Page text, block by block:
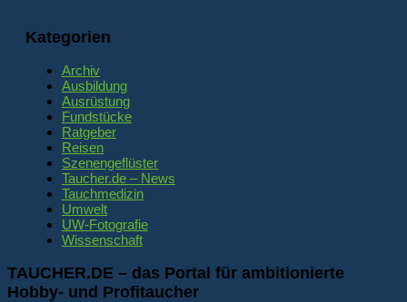
Kategorien
Archiv
Ausbildung
Ausrüstung
Fundstücke
Ratgeber
Reisen
Szenengeflüster
Taucher.de – News
Tauchmedizin
Umwelt
UW-Fotografie
Wissenschaft
TAUCHER.DE – das Portal für ambitionierte
Hobby- und Profitaucher